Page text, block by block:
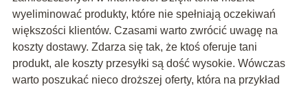
wyeliminować produkty, które nie spełniają oczekiwań
większości klientów. Czasami warto zwrócić uwagę na
koszty dostawy. Zdarza się tak, że ktoś oferuje tani
produkt, ale koszty przesyłki są dość wysokie. Wówczas
warto poszukać nieco droższej oferty, która na przykład